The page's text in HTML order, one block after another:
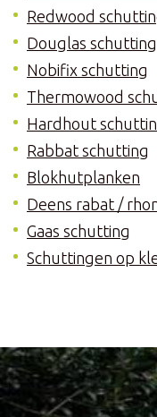
Redwood
Douglas schutting
Nobifix schutting
Thermowood
Hardhout
Rabbat schutting
Blokhutplanken
Deens rabat /
Gaas schutting
Schuttingen op